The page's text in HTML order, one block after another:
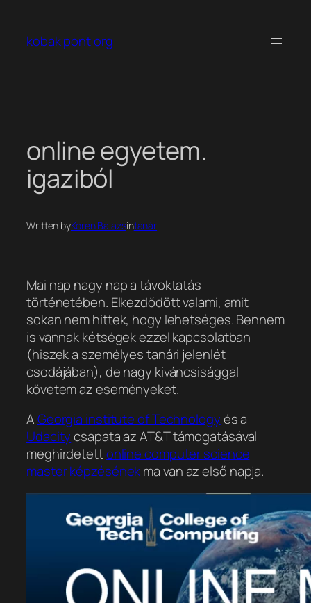
tartalomhoz
kobak pont org
online egyetem.
igaziból
Written byKoren Balazsintanár
Mai nap nagy nap a távoktatás
történetében. Elkezdődött valami, amit
sokan nem hittek, hogy lehetséges. Bennem
is vannak kétségek ezzel kapcsolatban
(hiszek a személyes tanári jelenlét
csodájában), de nagy kiváncsisággal
követem az eseményeket.
AGeorgia institute of Technologyés a
Udacitycsapata az AT&T támogatásával
meghirdetettonline computer science
master képzésénekma van az első napja.